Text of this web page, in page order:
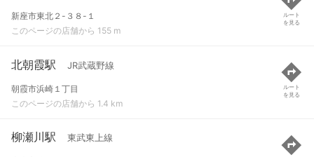
新座市東北２-３８-１
このページの店舗から 155 m
ルート
を見る
北朝霞駅 JR武蔵野線
朝霞市浜崎１丁目
このページの店舗から 1.4 km
ルート
を見る
柳瀬川駅 東武東上線